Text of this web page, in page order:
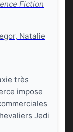
Fiction
Natalie
très
impose
Jedi